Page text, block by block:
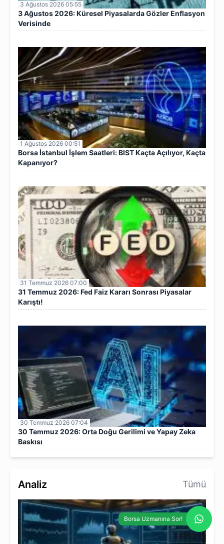
3 Ağustos 2026 05:55
3 Ağustos 2026: Küresel Piyasalarda Gözler Enflasyon
Verisinde
1 Ağustos 2026 00:51
Borsa İstanbul İşlem Saatleri: BIST Kaçta Açılıyor, Kaçta
Kapanıyor?
31 Temmuz 2026 07:00
31 Temmuz 2026: Fed Faiz Kararı Sonrası Piyasalar
Karıştı!
30 Temmuz 2026 07:04
30 Temmuz 2026: Orta Doğu Gerilimi ve Yapay Zeka
Baskısı
Analiz Tümü
Borsa Uzmanına Sor!